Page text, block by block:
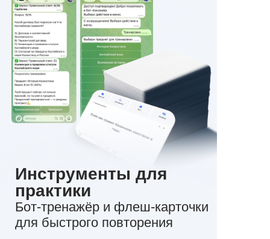
Инструменты для
практики
Бот-тренажёр и флеш-карточки
для быстрого повторения